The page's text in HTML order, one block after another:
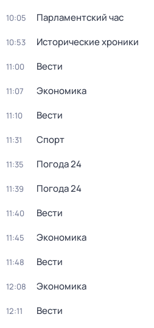
10:05 Парламентский час
10:53 Исторические хроники
11:00 Вести
11:07 Экономика
11:10 Вести
11:31 Спорт
11:35 Погода 24
11:39 Погода 24
11:40 Вести
11:45 Экономика
11:48 Вести
12:08 Экономика
12:11 Вести